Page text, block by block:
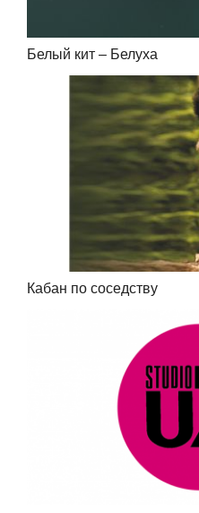
Белый кит – Белуха
Кабан по соседству